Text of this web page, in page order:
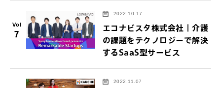
Vol
7
2022.10.17
エコナビスタ株式会社｜介護
の課題をテクノロジーで解決
するSaaS型サービス
2022.11.07